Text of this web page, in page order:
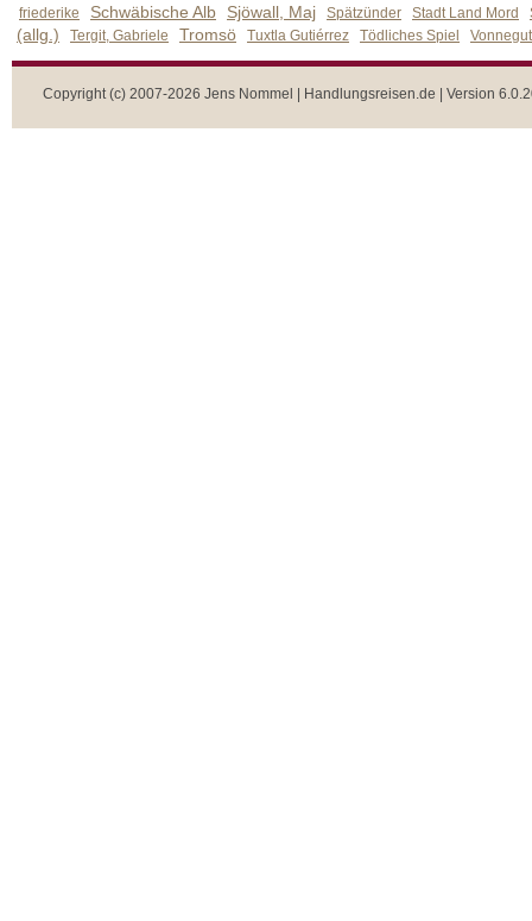
friederike Schwäbische Alb Sjöwall, Maj Spätzünder Stadt Land Mord
(allg.) Tergit, Gabriele Tromsö Tuxtla Gutiérrez Tödliches Spiel
Copyright (c) 2007-2026 Jens Nommel | Handlungsreisen.de | Version